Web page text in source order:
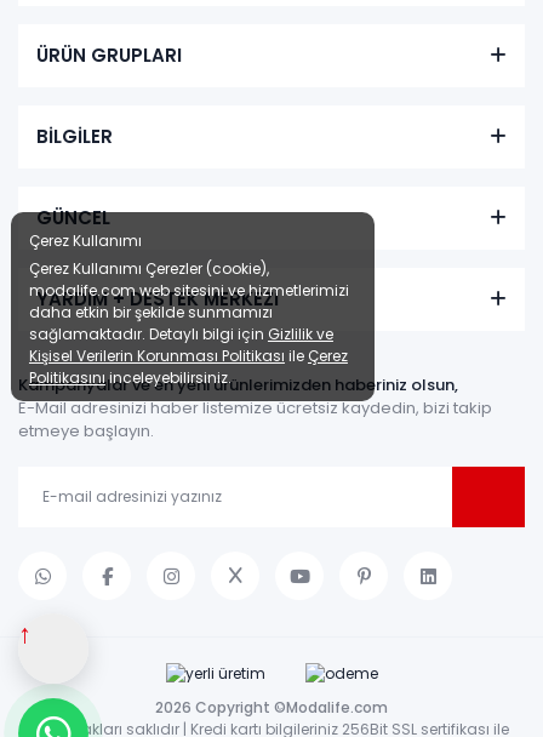
↑
ÜRÜN GRUPLARI
BİLGİLER
GÜNCEL
YARDIM + DESTEK MERKEZİ
Kampanyalar ve en yeni ürünlerimizden haberiniz olsun,
E-Mail adresinizi haber listemize ücretsiz kaydedin, bizi takip
etmeye başlayın.
2026 Copyright ©Modalife.com
Tüm hakları saklıdır | Kredi kartı bilgileriniz 256Bit SSL sertifikası ile
Çerez Kullanımı
Çerez Kullanımı Çerezler (cookie),
modalife.com web sitesini ve hizmetlerimizi
daha etkin bir şekilde sunmamızı
sağlamaktadır. Detaylı bilgi için Gizlilik ve
Kişisel Verilerin Korunması Politikası ile Çerez
Politikasınıinceleyebilirsiniz.